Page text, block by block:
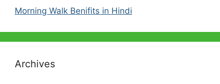
Morning Walk Benifits in Hindi
Archives